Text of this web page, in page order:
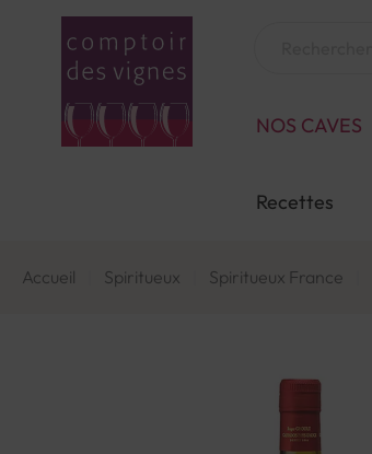
NOS CAVES
Recettes
Accueil Spiritueux Spiritueux France